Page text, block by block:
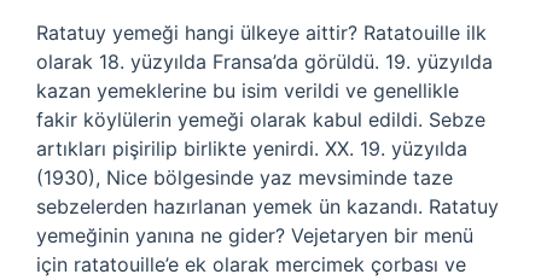
Ratatuy yemeği hangi ülkeye aittir? Ratatouille ilk
olarak 18. yüzyılda Fransa’da görüldü. 19. yüzyılda
kazan yemeklerine bu isim verildi ve genellikle
fakir köylülerin yemeği olarak kabul edildi. Sebze
artıkları pişirilip birlikte yenirdi. XX. 19. yüzyılda
(1930), Nice bölgesinde yaz mevsiminde taze
sebzelerden hazırlanan yemek ün kazandı. Ratatuy
yemeğinin yanına ne gider? Vejetaryen bir menü
için ratatouille’e ek olarak mercimek çorbası ve